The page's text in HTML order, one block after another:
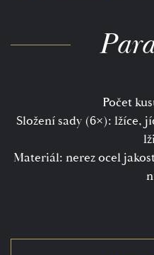
Počet
Složení sady (6×): lžíce,
Materiál: nerez ocel